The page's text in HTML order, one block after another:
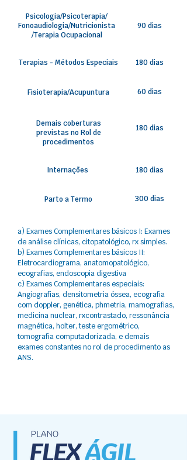
Psicologia/Psicoterapia/
Fonoaudiologia/Nutricionista
/Terapia Ocupacional
90 dias
Terapias - Métodos Especiais 180 dias
Fisioterapia/Acupuntura 60 dias
Demais coberturas
previstas no Rol de
procedimentos
180 dias
Internações 180 dias
Parto a Termo 300 dias
a) Exames Complementares básicos I: Exames
de análise clínicas, citopatológico, rx simples.
b) Exames Complementares básicos II:
Eletrocardiograma, anatomopatológico,
ecografias, endoscopia digestiva
c) Exames Complementares especiais:
Angiografias, densitometria óssea, ecografia
com doppler, genética, phmetria, mamografias,
medicina nuclear, rxcontrastado, ressonância
magnética, holter, teste ergométrico,
tomografia computadorizada, e demais
exames constantes no rol de procedimento as
ANS.